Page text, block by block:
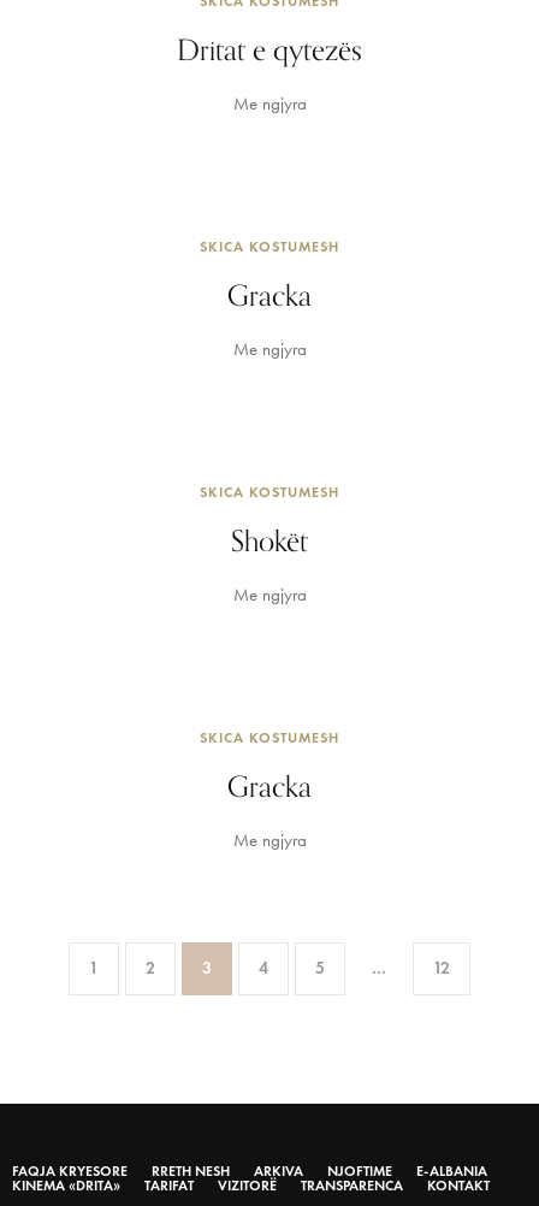
Dritat e qytezës
Me ngjyra
SKICA KOSTUMESH
Gracka
Me ngjyra
SKICA KOSTUMESH
Shokët
Me ngjyra
SKICA KOSTUMESH
Gracka
Me ngjyra
1 2 3 4 5 … 12
FAQJA KRYESORE RRETH NESH ARKIVA NJOFTIME
E-ALBANIA
KINEMA «DRITA»
TARIFAT VIZITORË TRANSPARENCA KONTAKT